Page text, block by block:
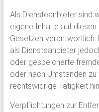
Als Diensteanbieter sind
eigene Inhalte auf
Gesetzen
als Diensteanbieter
oder gespeicherte
oder nach Umständen
rechtswidrige Tätigkeit
Verpflichtungen zur